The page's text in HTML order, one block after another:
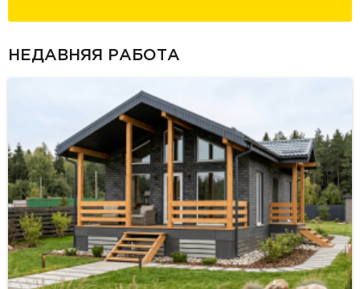
НЕДАВНЯЯ РАБОТА